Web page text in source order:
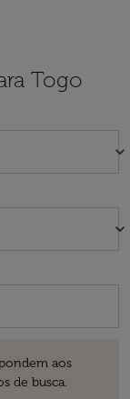
Togo
keyboard_arrow_down
keyboard_arrow_down
aos
de busca.